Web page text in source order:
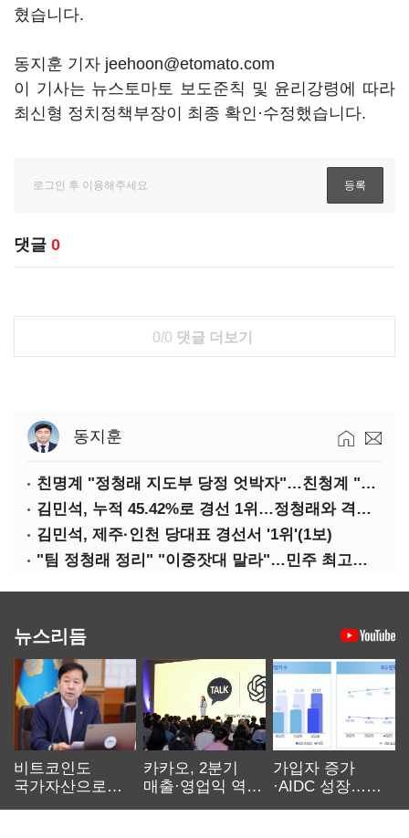
혔습니다.
동지훈 기자 jeehoon@etomato.com
이 기사는 뉴스토마토 보도준칙 및 윤리강령에 따라
최신형 정치정책부장이 최종 확인·수정했습니다.
댓글 0
0/0 댓글 더보기
동지훈
친명계 "정청래 지도부 당정 엇박자"…친청계 "신천지 오물 폭탄"
김민석, 누적 45.42%로 경선 1위…정청래와 격차 0.86%p(2보)
김민석, 제주·인천 당대표 경선서 '1위'(1보)
"팀 정청래 정리" "이중잣대 말라"…민주 최고위원 계파 다툼 격화
뉴스리듬
비트코인도
국가자산으로…'
카카오, 2분기
매출·영업익 역대
가입자 증가
·AIDC 성장…